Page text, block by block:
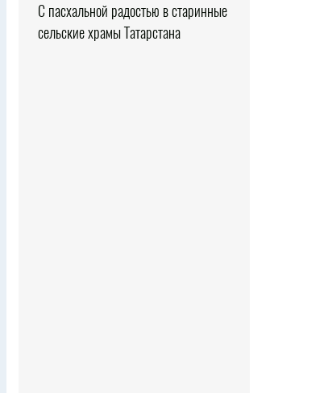
С пасхальной радостью в старинные
сельские храмы Татарстана